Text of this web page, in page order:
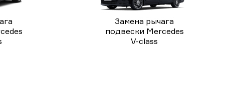
Замена рычага
подвески Mercedes
V-class